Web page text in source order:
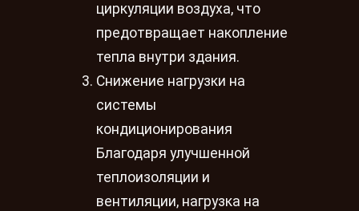
циркуляции воздуха, что
предотвращает накопление
тепла внутри здания.
Снижение нагрузки на
системы
кондиционирования
Благодаря улучшенной
теплоизоляции и
вентиляции, нагрузка на